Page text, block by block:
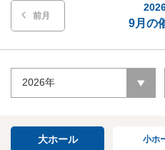
前月
9月の
2026年
大ホール 小ホ